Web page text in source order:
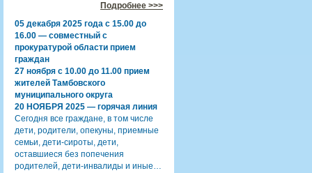
Подробнее >>>
05 декабря 2025 года с 15.00 до
16.00 — совместный с
прокуратурой области прием
граждан
27 ноября с 10.00 до 11.00 прием
жителей Тамбовского
муниципального округа
20 НОЯБРЯ 2025 — горячая линия
Сегодня все граждане, в том числе
дети, родители, опекуны, приемные
семьи, дети-сироты, дети,
оставшиеся без попечения
родителей, дети-инвалиды и иные…